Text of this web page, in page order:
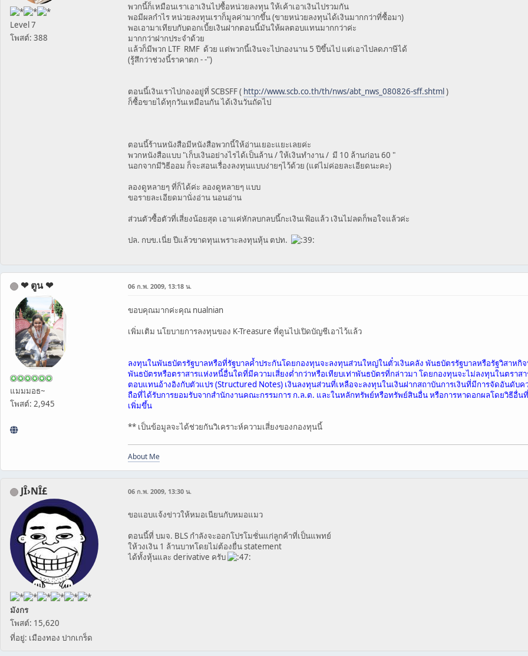
Level 7
โพสต์: 388
พวกนี้ก็เหมือนเราเอาเงินไปซื้อหน่วยลงทุน ให้เค้าเอาเงินไปรวมกัน
พอมีผลกำไร หน่วยลงทุนเราก็มูลค่ามากขึ้น (ขายหน่วยลงทุนได้เงินมากกว่าที่ซื้อมา)
พอเอามาเทียบกับดอกเบี้ยเงินฝากตอนนี้มันให้ผลตอบแทนมากกว่าค่ะ
มากกว่าฝากประจำด้วย
แล้วก็มีพวก LTF RMF ด้วย แต่พวกนี้เงินจะไปกองนาน 5 ปีขึ้นไป แต่เอาไปลดภาษีได้
(รู้สึกว่าช่วงนี้ราคาตก - -")
ตอนนี้เงินเราไปกองอยู่ที่ SCBSFF ( http://www.scb.co.th/th/nws/abt_nws_080826-sff.shtml)
ก็ซื้อขายได้ทุกวันเหมือนกัน ได้เงินวันถัดไป
ตอนนี้ร้านหนังสือมีหนังสือพวกนี้ให้อ่านเยอะแยะเลยค่ะ
พวกหนังสือแบบ "เก็บเงินอย่างไรได้เป็นล้าน / ให้เงินทำงาน / มี 10 ล้านก่อน 60 "
นอกจากมีวิธีออม ก็จะสอนเรื่องลงทุนแบบง่ายๆไว้ด้วย (แต่ไม่ค่อยละเอียดนะคะ)
ลองดูหลายๆ ที่ก็ได้ค่ะ ลองดูหลายๆ แบบ
ขอรายละเอียดมานั่งอ่าน นอนอ่าน
ส่วนตัวซื้อตัวที่เสี่ยงน้อยสุด เอาแค่หักลบกลบนี้กะเงินเฟ้อแล้ว เงินไม่ลดก็พอใจแล้วค่ะ
ปล. กบข.เนี่ย ปีแล้วขาดทุนเพราะลงทุนหุ้น ตปท.
❤ ตูน ❤
แมมมอธ~
โพสต์: 2,945
06 ก.พ. 2009, 13:18 น.
ขอบคุณมากค่ะคุณ nualnian
เพิ่มเติม นโยบายการลงทุนของ K-Treasure ที่ตูนไปเปิดบัญชีเอาไว้แล้ว
ลงทุนในพันธบัตรรัฐบาลหรือที่รัฐบาลค้ำประกันโดยกองทุนจะลงทุนส่วนใหญ่ในตั๋วเงินคลัง พันธบัตรรัฐบาลหรือรัฐวิสาห
พันธบัตรหรือตราสารแห่งหนี้อื่นใดที่มีความเสี่ยงต่ำกว่าหรือเทียบเท่าพันธบัตรที่กล่าวมา โดยกองทุนจะไม่ลงทุนในตรา
ตอบแทนอ้างอิงกับตัวแปร (Structured Notes) เงินลงทุนส่วนที่เหลือจะลงทุนในเงินฝากสถาบันการเงินที่มีการจัดอันดั
ถือที่ได้รับการยอมรับจากสำนักงานคณะกรรมการ ก.ล.ต. และในหลักทรัพย์หรือทรัพย์สินอื่น หรือการหาดอกผลโดยวิธีอื่
เพิ่มขึ้น
** เป็นข้อมูลจะได้ช่วยกันวิเคราะห์ความเสี่ยงของกองทุนนี้
About Me
JÎ›NÎ£
มังกร
โพสต์: 15,620
ที่อยู่: เมืองทอง ปากเกร็ด
06 ก.พ. 2009, 13:30 น.
ขอแอบแจ้งข่าวให้หมอเนียนกับหมอแมว
ตอนนี้ที่ บมจ. BLS กำลังจะออกโปรโมชั่นแก่ลูกค้าที่เป็นแพทย์
ให้วงเงิน 1 ล้านบาทโดยไม่ต้องยื่น statement
ได้ทั้งหุ้นและ derivative ครับ